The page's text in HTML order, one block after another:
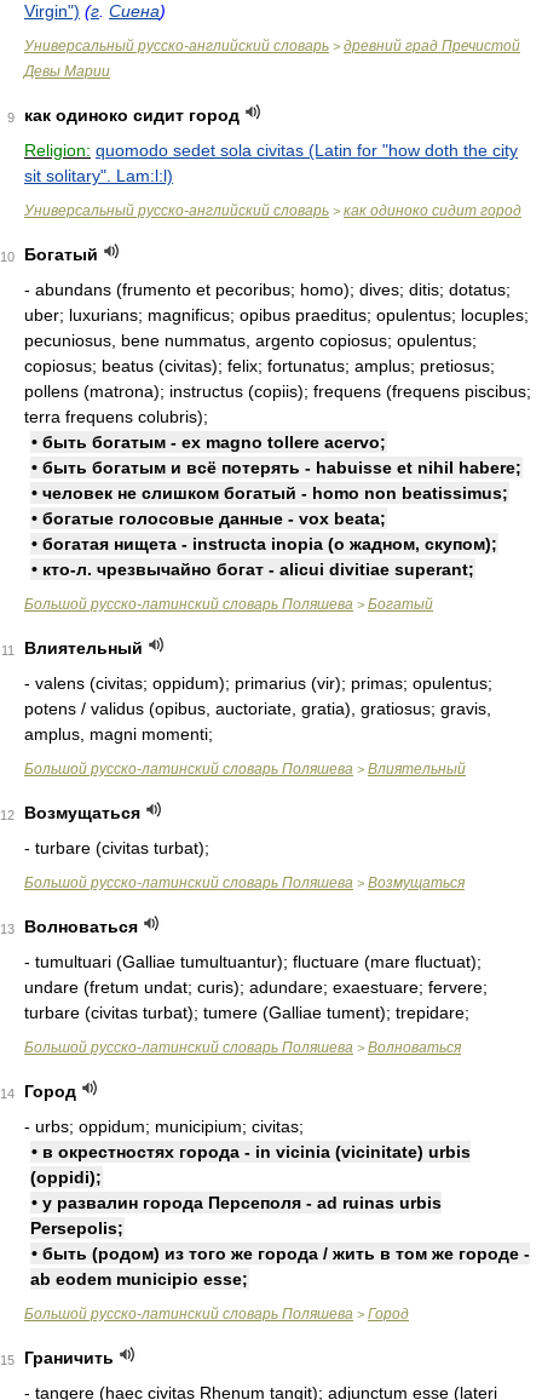
Virgin") (г Сиена)
Универсальный русско-английский словарь > древний град Пречистой
Девы Марии
9
как одиноко сидит город
Religion: quomodo sedet sola civitas (Latin for "how doth the city
sit solitary". Lam:l:l)
Универсальный русско-английский словарь > как одиноко сидит город
10
Богатый
- abundans (frumento et pecoribus; homo); dives; ditis; dotatus;
uber; luxurians; magnificus; opibus praeditus; opulentus; locuples;
pecuniosus, bene nummatus, argento copiosus; opulentus;
copiosus; beatus (civitas); felix; fortunatus; amplus; pretiosus;
pollens (matrona); instructus (copiis); frequens (frequens piscibus;
terra frequens colubris);
• быть богатым - ex magno tollere acervo;
• быть богатым и всё потерять - habuisse et nihil habere;
• человек не слишком богатый - homo non beatissimus;
• богатые голосовые данные - vox beata;
• богатая нищета - instructa inopia (о жадном, скупом);
• кто-л. чрезвычайно богат - alicui divitiae superant;
Большой русско-латинский словарь Поляшева > Богатый
11
Влиятельный
- valens (civitas; oppidum); primarius (vir); primas; opulentus;
potens / validus (opibus, auctoriate, gratia), gratiosus; gravis,
amplus, magni momenti;
Большой русско-латинский словарь Поляшева > Влиятельный
12
Возмущаться
- turbare (civitas turbat);
Большой русско-латинский словарь Поляшева > Возмущаться
13
Волноваться
- tumultuari (Galliae tumultuantur); fluctuare (mare fluctuat);
undare (fretum undat; curis); adundare; exaestuare; fervere;
turbare (civitas turbat); tumere (Galliae tument); trepidare;
Большой русско-латинский словарь Поляшева > Волноваться
14
Город
- urbs; oppidum; municipium; civitas;
• в окрестностях города - in vicinia (vicinitate) urbis
(oppidi);
• у развалин города Персеполя - ad ruinas urbis
Persepolis;
• быть (родом) из того же города / жить в том же городе -
ab eodem municipio esse;
Большой русско-латинский словарь Поляшева > Город
15
Граничить
- tangere (haec civitas Rhenum tangit); adjunctum esse (lateri